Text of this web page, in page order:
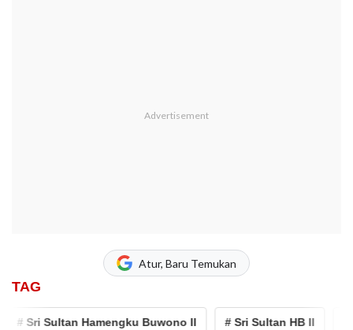
Atur, Baru Temukan
TAG
Sri Sultan Hamengku Buwono II # Sri Sultan HB II